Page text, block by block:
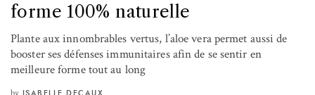
forme 100% naturelle
Plante aux innombrables vertus, l’aloe vera permet aussi de
booster ses défenses immunitaires afin de se sentir en
meilleure forme tout au long
ISABELLE DECAUX